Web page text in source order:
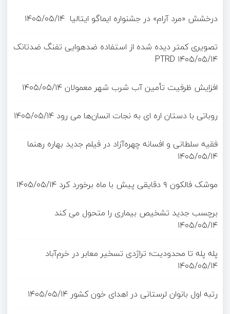
درخشش «مرد آرام» در جشنواره ایماگو ایتالیا ۱۴۰۵/۰۵/۱۴
تصویری کمتر دیده شده از استفاده ضدهوایی تفنگ ضدتانک
PTRD ۱۴۰۵/۰۵/۱۴
افزایش ظرفیت تأمین آب شرب شهر معمولان۱۴۰۵/۰۵/۱۴
روباتی با دستان اره ای به نجات انسان‌ها می رود ۱۴۰۵/۰۵/۱۴
فقیه سلطانی و افسانه چهره‌آزاد در فیلم جدید بهاره رهنما
۱۴۰۵/۰۵/۱۴
موشک فالکون ۹ دقایقی پیش با ماه برخورد کرد
۱۴۰۵/۰۵/۱۴
برچسب جدید تشخیص بیماری را متحول می کند
۱۴۰۵/۰۵/۱۴
پله پله تا محدودیت؛ تراژدی تسخیر معابر در خرم‌آباد
۱۴۰۵/۰۵/۱۴
رتبه اول بانوان لرستانی در اهدای خون کشور ۱۴۰۵/۰۵/۱۴